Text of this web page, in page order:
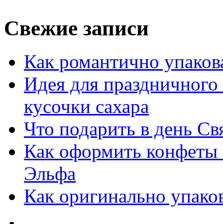
Свежие записи
Как романтично
Идея для
кусочки сахара
Что подарить в день
Как оформить
Эльфа
Как оригинально